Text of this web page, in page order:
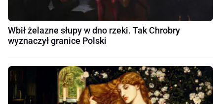
Wbił żelazne słupy w dno rzeki. Tak Chrobry
wyznaczył granice Polski